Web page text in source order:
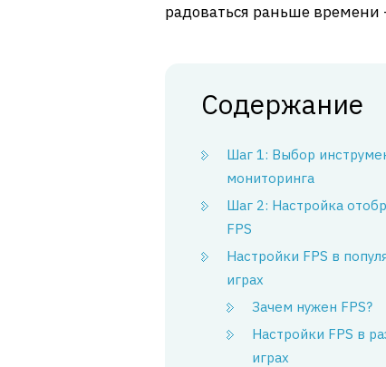
радоваться раньше
Содержание
Шаг 1: Выбор
мониторинга
Шаг 2: Настройка
FPS
Настройки FPS в
играх
Зачем нужен FPS?
Настройки FPS в
играх